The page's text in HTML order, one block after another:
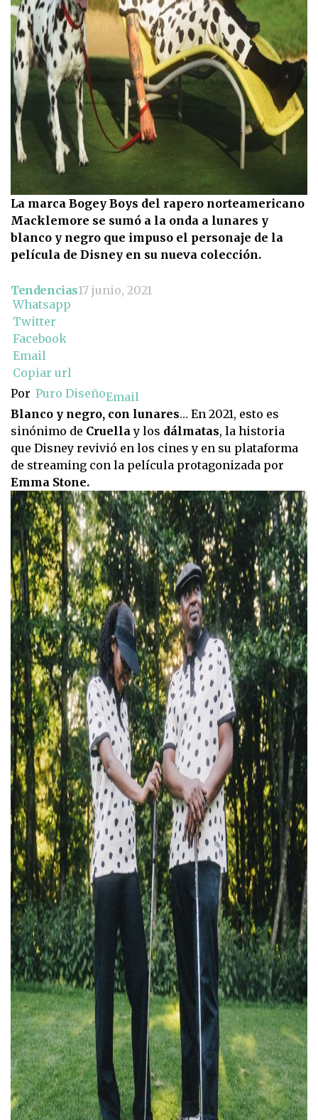
La marca Bogey Boys del rapero norteamericano
Macklemore se sumó a la onda a lunares y
blanco y negro que impuso el personaje de la
película de Disney en su nueva colección.
Tendencias17 junio, 2021
Whatsapp
Twitter
Facebook
Email
Copiar url
Por Puro DiseñoEmail
Blanco y negro, con lunares… En 2021, esto es
sinónimo de Cruellay los dálmatas, la historia
que Disney revivió en los cines y en su plataforma
de streaming con la película protagonizada por
Emma Stone.